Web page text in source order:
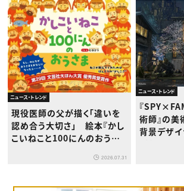
ニュース・トレンド
現役医師の父が描く「違いを
認め合う大切さ」 絵本『かし
こいねこと100にんのおうさ
2026.07.31
ニュース・トレンド
『
術師』の
背景デザ